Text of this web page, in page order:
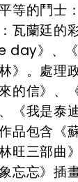
等的鬥士
瓦蘭廷的
day》、
》。處理
的信》、
《我是泰
品包含《
旺三部曲
忘忘》插